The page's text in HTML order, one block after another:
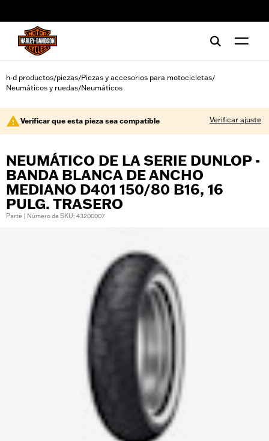
h-d productos/piezas/Piezas y accesorios para motocicletas/
Neumáticos y ruedas/Neumáticos
Verificar que esta pieza sea compatible Verificar ajuste
NEUMÁTICO DE LA SERIE DUNLOP -
BANDA BLANCA DE ANCHO
MEDIANO D401 150/80 B16, 16
PULG. TRASERO
Parte | Número de SKU: 43200007